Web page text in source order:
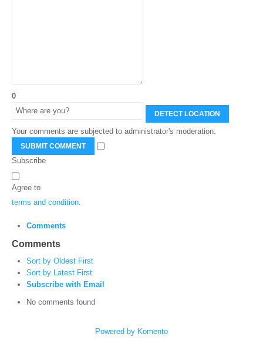
0
DETECT LOCATION
Your comments are subjected to administrator's moderation.
SUBMIT COMMENT
Subscribe
Agree to
terms and condition
Comments
Comments
Sort by Oldest First
Sort by Latest First
Subscribe with Email
No comments found
Powered by Komento